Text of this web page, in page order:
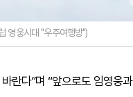
영웅시대 "우주여행방")
란다”며 “앞으로도 임영웅